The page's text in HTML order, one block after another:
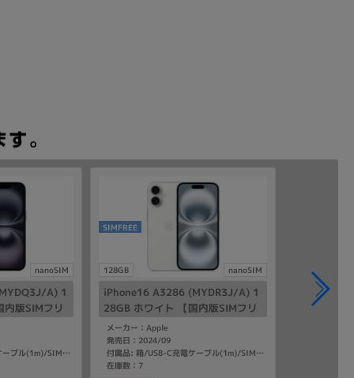
nanoSIM
A) 1
版SIMフリ
付属品: 箱/USB-C充電ケーブル(1m)/SIMカードツール
128GB nanoSIM
SIMFREE
iPhone16 A3286 (MYDR3J/A) 1
28GB ホワイト 【国内版SIMフリ
ー】
メーカー：Apple
発売日：2024/09
付属品: 箱/USB-C充電ケーブル(1m)/SIMカードツール
在庫数：7